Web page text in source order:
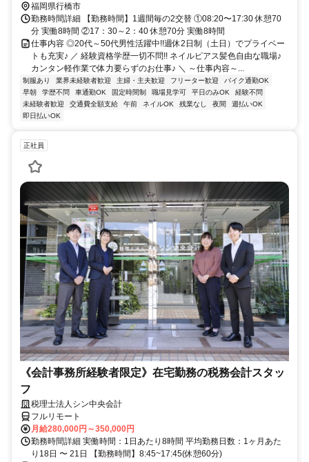
福岡県行橋市
勤務時間詳細 【勤務時間】1週間毎の2交替 ①08:20〜17:30 休憩70
分 実働8時間 ②17：30～2：40 休憩70分 実働8時間
仕事内容 ◎20代～50代男性活躍中!!週休2日制（土日）でプライベー
トも充実♪ ／ 経験資格学歴一切不問!! ネイルピアス髪色自由な職場♪
カンタン軽作業で体力要らずのお仕事♪ ＼ ～仕事内容～...
制服あり 業界未経験者歓迎 主婦・主夫歓迎 フリーター歓迎
バイク通勤OK
早朝
学歴不問 車通勤OK 固定時間制 職場見学可 平日のみOK
経験不問
未経験者歓迎
交通費全額支給 午前 ネイルOK 残業なし 夜間
週払いOK
即日払いOK
正社員
《会計事務所経験者限定》在宅勤務の税務会計スタッ
フ
税理士法人シン中央会計
フルリモート
月給280,000円～350,000円
勤務時間詳細 実働時間：1日あたり8時間 平均勤務日数：1ヶ月あた
り18日 〜 21日 【勤務時間】8:45~17:45(休憩60分)